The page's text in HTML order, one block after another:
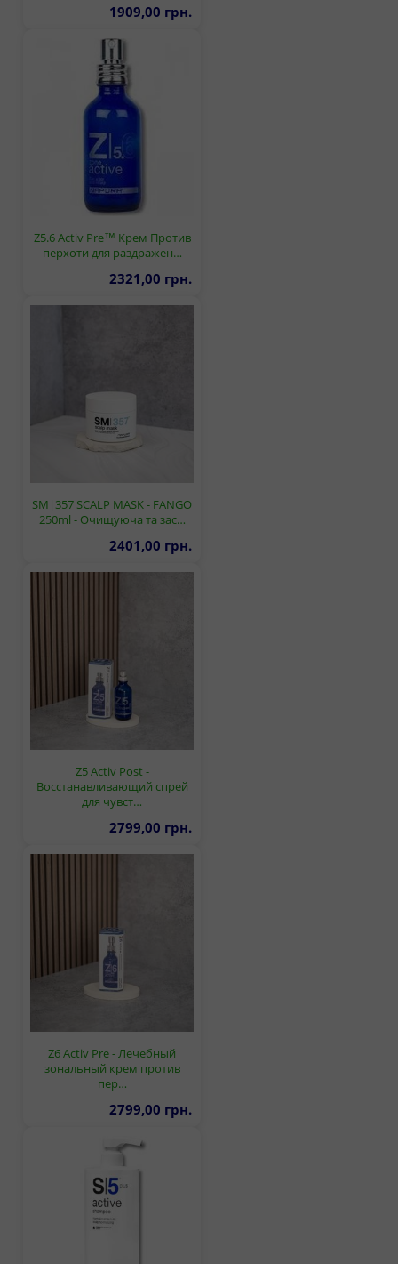
1909,00 грн.
Z5.6 Activ Pre™ Крем Против
перхоти для раздражен…
2321,00 грн.
SM|357 SCALP MASK - FANGO
250ml - Очищуюча та зас…
2401,00 грн.
Z5 Activ Post -
Восстанавливающий спрей
для чувст…
2799,00 грн.
Z6 Activ Pre - Лечебный
зональный крем против
пер…
2799,00 грн.